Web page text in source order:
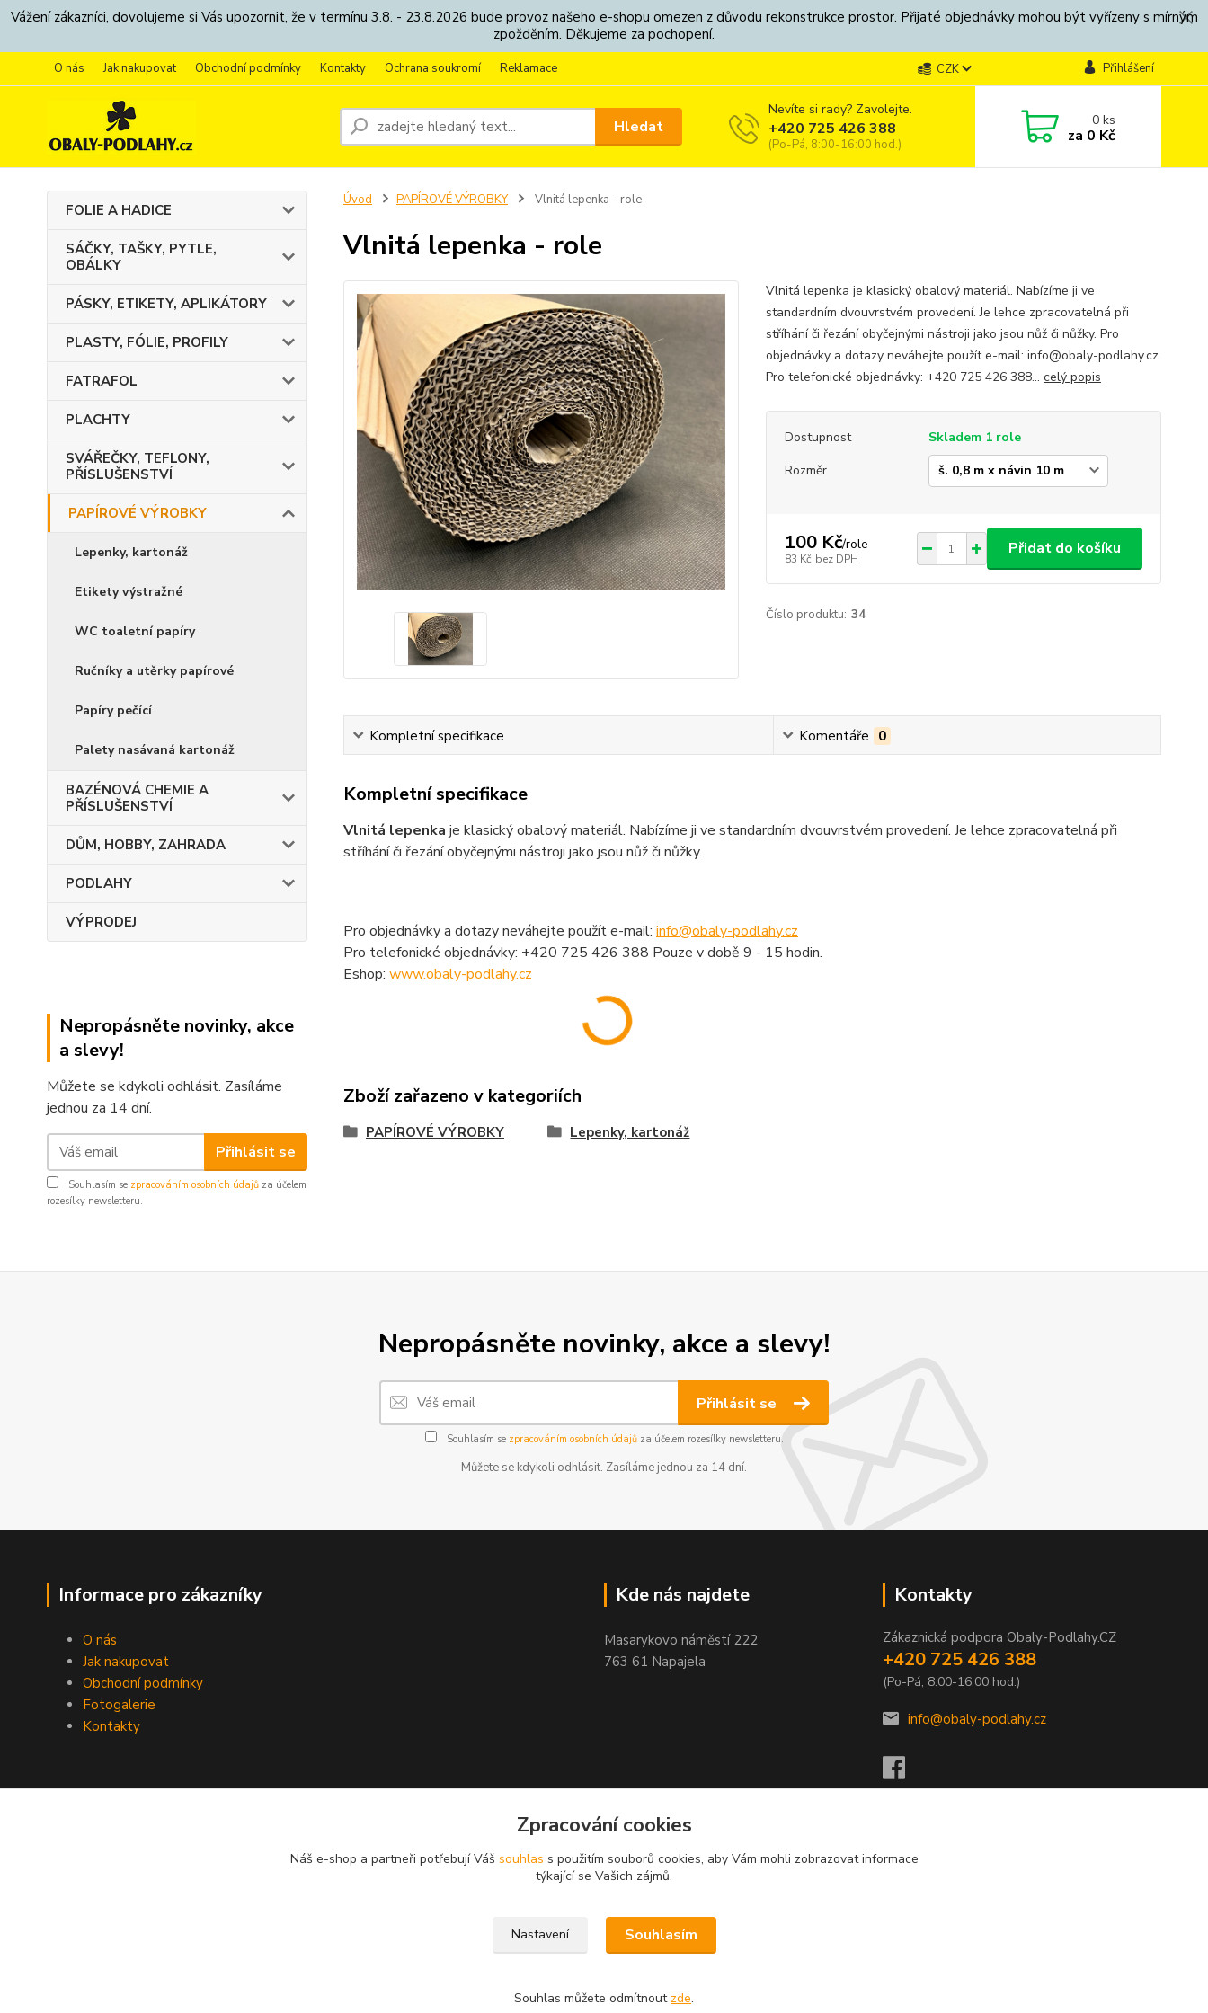
Vážení zákazníci, dovolujeme si Vás upozornit, že v termínu 3.8. - 23.8.2026 bude provoz našeho e-shopu omezen z důvodu rekonstrukce prostor. Přijaté objednávky mohou být vyřízeny s mírným
zpožděním. Děkujeme za pochopení.
O nás Jak nakupovat Obchodní podmínky Kontakty Ochrana soukromí Reklamace CZK Přihlášení
Hledat
Nevíte si rady? Zavolejte.
+420 725 426 388
(Po-Pá, 8:00-16:00 hod.)
0ks
za 0 Kč
FOLIE A HADICE
SÁČKY, TAŠKY, PYTLE,
OBÁLKY
PÁSKY, ETIKETY, APLIKÁTORY
PLASTY, FÓLIE, PROFILY
FATRAFOL
PLACHTY
SVÁŘEČKY, TEFLONY,
PŘÍSLUŠENSTVÍ
PAPÍROVÉ VÝROBKY
Lepenky, kartonáž
Etikety výstražné
WC toaletní papíry
Ručníky a utěrky papírové
Papíry pečící
Palety nasávaná kartonáž
BAZÉNOVÁ CHEMIE A
PŘÍSLUŠENSTVÍ
DŮM, HOBBY, ZAHRADA
PODLAHY
VÝPRODEJ
Nepropásněte novinky, akce
a slevy!
Můžete se kdykoli odhlásit. Zasíláme
jednou za 14 dní.
Přihlásit se
Souhlasím se zpracováním osobních údajů za účelem
rozesílky newsletteru.
Úvod PAPÍROVÉ VÝROBKY Vlnitá lepenka - role
Vlnitá lepenka - role
Vlnitá lepenka je klasický obalový materiál. Nabízíme ji ve
standardním dvouvrstvém provedení. Je lehce zpracovatelná při
stříhání či řezání obyčejnými nástroji jako jsou nůž či nůžky. Pro
objednávky a dotazy neváhejte použít e-mail: info@obaly-podlahy.cz
Pro telefonické objednávky: +420 725 426 388... celý popis
Dostupnost
Skladem 1 role
Rozměr
100 Kč/role
83 Kč bez DPH
Přidat do košíku
Číslo produktu: 34
Kompletní specifikace Komentáře 0
Kompletní specifikace
Vlnitá lepenka je klasický obalový materiál. Nabízíme ji ve standardním dvouvrstvém provedení. Je lehce zpracovatelná při
stříhání či řezání obyčejnými nástroji jako jsou nůž či nůžky.
Pro objednávky a dotazy neváhejte použít e-mail: info@obaly-podlahy.cz
Pro telefonické objednávky: +420 725 426 388 Pouze v době 9 - 15 hodin.
Eshop: www.obaly-podlahy.cz
Zboží zařazeno v kategoriích
PAPÍROVÉ VÝROBKY Lepenky, kartonáž
Nepropásněte novinky, akce a slevy!
Přihlásit se
Souhlasím se zpracováním osobních údajůza účelem rozesílky newsletteru.
Můžete se kdykoli odhlásit. Zasíláme jednou za 14 dní.
Informace pro zákazníky
O nás
Jak nakupovat
Obchodní podmínky
Fotogalerie
Kontakty
Kde nás najdete
Masarykovo náměstí 222
763 61 Napajela
Kontakty
Zákaznická podpora Obaly-Podlahy.CZ
+420 725 426 388
(Po-Pá, 8:00-16:00 hod.)
info@obaly-podlahy.cz
Zpracování cookies
Náš e-shop a partneři potřebují Váš souhlas s použitím souborů cookies, aby Vám mohli zobrazovat informace
týkající se Vašich zájmů.
Nastavení Souhlasím
Souhlas můžete odmítnout zde.